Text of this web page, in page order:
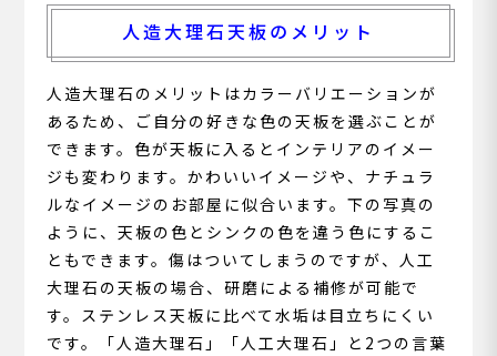
人造大理石天板のメリット
人造大理石のメリットはカラーバリエーションが
あるため、ご自分の好きな色の天板を選ぶことが
できます。色が天板に入るとインテリアのイメー
ジも変わります。かわいいイメージや、ナチュラ
ルなイメージのお部屋に似合います。下の写真の
ように、天板の色とシンクの色を違う色にするこ
ともできます。傷はついてしまうのですが、人工
大理石の天板の場合、研磨による補修が可能で
す。ステンレス天板に比べて水垢は目立ちにくい
です。「人造大理石」「人工大理石」と2つの言葉